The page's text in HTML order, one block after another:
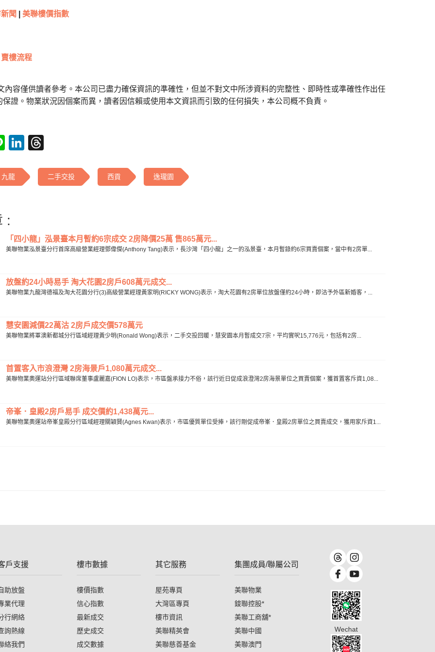
聞 美聯樓價指數
樓流程
內容僅供讀者參考。本公司已盡力確保資訊的準確性，但並不對文中所涉資料的完整性、即時性或準確性作出任
保證。物業狀況因個案而異，讀者因信賴或使用本文資訊而引致的任何損失，本公司概不負責。
LineLinkedIn
九龍 二手交投 西貢 逸瓏園
:
「四小龍」泓景臺本月暫約6宗成交 2房降價25萬 售865萬元...
美聯物業泓景臺分行首席高級營業經理鄧偉傑(Anthony Tang)表示，長沙灣「四小龍」之一的泓景臺，本月暫錄約6宗買賣個案，當中有2房單...
放盤約24小時易手 淘大花園2房戶608萬元成交...
美聯物業九龍灣德福及淘大花園分行(3)高級營業經理黃家明(RICKY WONG)表示，淘大花園有2房單位放盤僅約24小時，即沽予外區新婚客，...
慧安園減價22萬沽 2房戶成交價578萬元
美聯物業將軍澳新都城分行區域經理黃少明(Ronald Wong)表示，二手交投回暖，慧安園本月暫成交7宗，平均實呎15,776元，包括有2房...
首置客入市浪澄灣 2房海景戶1,080萬元成交...
美聯物業奧運站分行區域聯席董事盧麗嘉(FION LO)表示，市區盤承接力不俗，該行近日促成浪澄灣2房海景單位之買賣個案，獲首置客斥資1,08...
帝峯．皇殿2房戶易手 成交價約1,438萬元...
美聯物業奧運站帝峯皇殿分行區域經理關穎賢(Agnes Kwan)表示，市區優質單位受捧，該行剛促成帝峯．皇殿2房單位之買賣成交，獲用家斥資1...
戶支援
助放盤
業代理
行網絡
詢熱線
絡我們
樓市數據
樓價指數
信心指數
最新成交
歷史成交
成交數據
其它服務
屋苑專頁
大灣區專頁
樓市資訊
美聯精英會
美聯慈善基金
集團成員/聯屬公司
美聯物業
鋑聯控股*
美聯工商舖*
美聯中國
美聯澳門
Wechat